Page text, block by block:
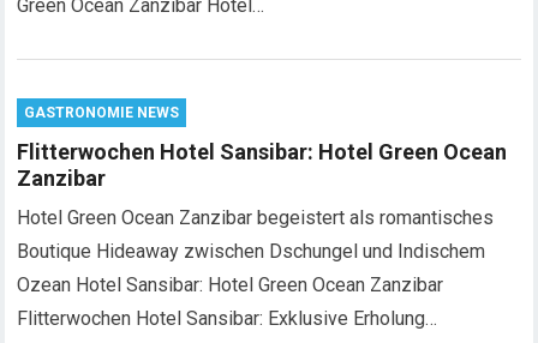
Green Ocean Zanzibar Hotel…
GASTRONOMIE NEWS
Flitterwochen Hotel Sansibar: Hotel Green Ocean
Zanzibar
Hotel Green Ocean Zanzibar begeistert als romantisches
Boutique Hideaway zwischen Dschungel und Indischem
Ozean Hotel Sansibar: Hotel Green Ocean Zanzibar
Flitterwochen Hotel Sansibar: Exklusive Erholung…